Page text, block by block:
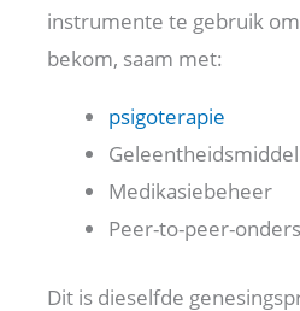
instrumente te gebruik
bekom, saam met:
psigoterapie
Geleentheidsmiddel
Medikasiebeheer
Peer-to-peer-
Dit is dieselfde